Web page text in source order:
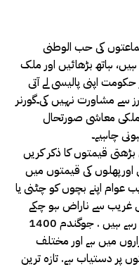
کی حب الوطنی
ہاتھ بڑھائیں اور ملک
اپنی پالیسی لے آتی
مشاورت نہیں کی۔گورنر
معاشی صورتحال
چاہیے۔
قیمتوں کا ذکر کریں
کی قیمتوں میں
عوام اپنے بچوں کو چٹنی یا
غریب سے ناراض ہو چکے
ہیں بلکہ ہر روز پہنچ سے دور ہوتے جا رہے ہیں . جوگندم 1400
میں ہے اور مختلف
دستیاب ہے. تازہ ترین